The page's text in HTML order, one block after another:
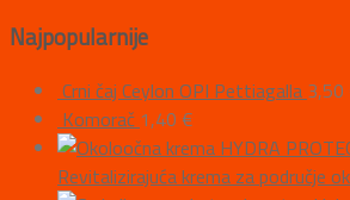
Najpopularnije
Crni čaj Ceylon OPI Pettiagalla 3,50
Komorač 1,40 €
HYDRA
Revitalizirajuća krema za područje